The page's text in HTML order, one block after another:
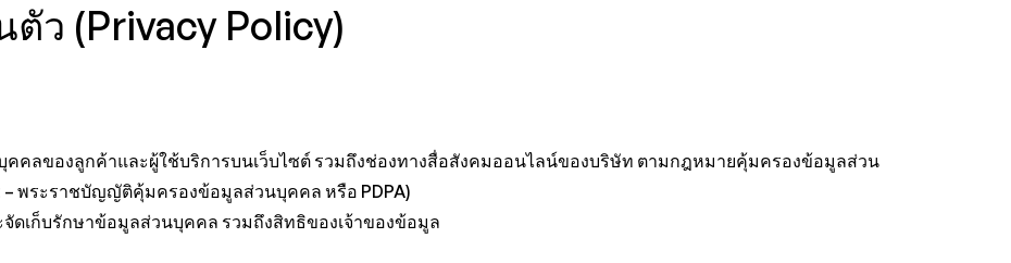
ว (Privacy Policy)
ลของลูกค้าและผู้ใช้บริการบนเว็บไซต์ รวมถึงช่องทางสื่อสังคมออนไลน์ของบริษัท ตามกฎหมายคุ้มครองข้อมูลส่วน
พระราชบัญญัติคุ้มครองข้อมูลส่วนบุคคล หรือ PDPA)
จัดเก็บรักษาข้อมูลส่วนบุคคล รวมถึงสิทธิของเจ้าของข้อมูล